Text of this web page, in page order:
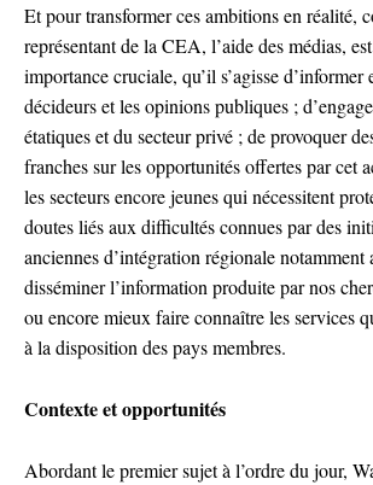
Et pour transformer ces ambitions en réalité,
représentant de la CEA, l’aide des médias,
importance cruciale, qu’il s’agisse d’informer
décideurs et les opinions publiques ;
étatiques et du secteur privé ; de provoquer
franches sur les opportunités offertes par cet
les secteurs encore jeunes qui nécessitent
doutes liés aux difficultés connues par des
anciennes d’intégration régionale
disséminer l’information produite par nos
ou encore mieux faire connaître les services
à la disposition des pays membres.
Contexte et opportunités
Abordant le premier sujet à l’ordre du jour,